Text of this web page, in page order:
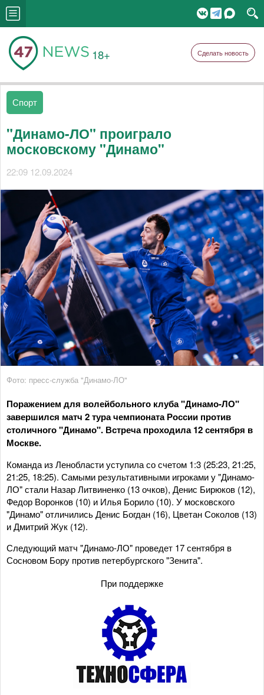
18+ Сделать новость
Спорт
"Динамо-ЛО" проиграло
московскому "Динамо"
22:09 12.09.2024
Фото: пресс-служба "Динамо-ЛО"
Поражением для волейбольного клуба "Динамо-ЛО"
завершился матч 2 тура чемпионата России против
столичного "Динамо". Встреча проходила 12 сентября в
Москве.
Команда из Ленобласти уступила со счетом 1:3 (25:23, 21:25,
21:25, 18:25). Самыми результативными игроками у "Динамо-
ЛО" стали Назар Литвиненко (13 очков), Денис Бирюков (12),
Федор Воронков (10) и Илья Борило (10). У московского
"Динамо" отличились Денис Богдан (16), Цветан Соколов (13)
и Дмитрий Жук (12).
Следующий матч "Динамо-ЛО" проведет 17 сентября в
Сосновом Бору против петербургского "Зенита".
При поддержке